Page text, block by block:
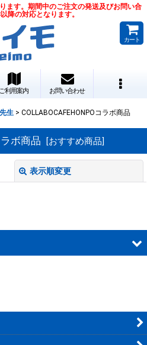
ます。期間中のご注文の発送及びお問い合
降の対応となります。
カート
ご利用案内 お問い合わせ
生 > COLLABOCAFEHONPOコラボ商品
ボ商品 [おすすめ商品]
表示順変更